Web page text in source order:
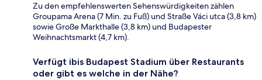
Zu den empfehlenswerten Sehenswürdigkeiten zählen
Groupama Arena (7 Min. zu Fuß) und Straße Váci utca (3,8 km)
sowie Große Markthalle (3,8 km) und Budapester
Weihnachtsmarkt (4,7 km).
Verfügt ibis Budapest Stadium über Restaurants
oder gibt es welche in der Nähe?